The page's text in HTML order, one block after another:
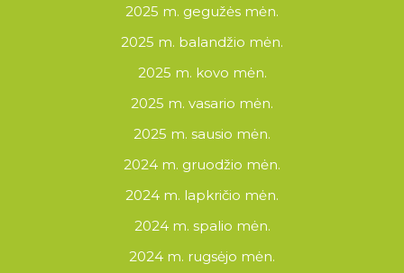
2025 m. gegužės mėn.
2025 m. balandžio mėn.
2025 m. kovo mėn.
2025 m. vasario mėn.
2025 m. sausio mėn.
2024 m. gruodžio mėn.
2024 m. lapkričio mėn.
2024 m. spalio mėn.
2024 m. rugsėjo mėn.